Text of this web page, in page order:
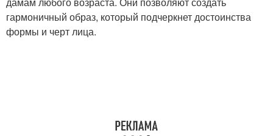
гармоничный образ, который подчеркнет достоинства
формы и черт лица.